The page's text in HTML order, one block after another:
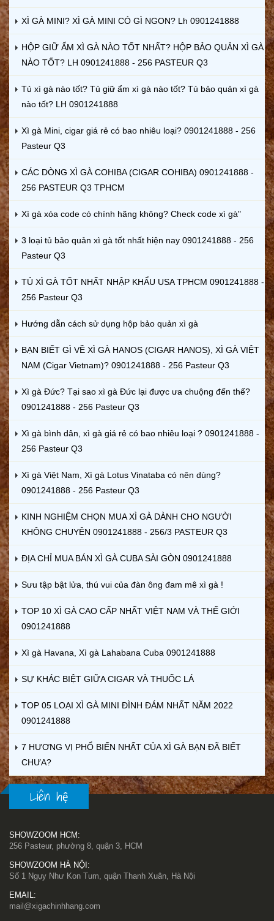
XÌ GÀ MINI? XÌ GÀ MINI CÓ GÌ NGON? Lh 0901241888
HỘP GIỮ ẨM XÌ GÀ NÀO TỐT NHẤT? HỘP BẢO QUẢN XÌ GÀ
NÀO TỐT? LH 0901241888 - 256 PASTEUR Q3
Tủ xì gà nào tốt? Tủ giữ ẩm xì gà nào tốt? Tủ bảo quản xì gà
nào tốt? LH 0901241888
Xì gà Mini, cigar giá rẻ có bao nhiêu loại? 0901241888 - 256
Pasteur Q3
CÁC DÒNG XÌ GÀ COHIBA (CIGAR COHIBA) 0901241888 -
256 PASTEUR Q3 TPHCM
Xì gà xóa code có chính hãng không? Check code xì gà"
3 loại tủ bảo quản xì gà tốt nhất hiện nay 0901241888 - 256
Pasteur Q3
TỦ XÌ GÀ TỐT NHẤT NHẬP KHẨU USA TPHCM 0901241888 -
256 Pasteur Q3
Hướng dẫn cách sử dụng hộp bảo quản xì gà
BẠN BIẾT GÌ VỀ XÌ GÀ HANOS (CIGAR HANOS), XÌ GÀ VIỆT
NAM (Cigar Vietnam)? 0901241888 - 256 Pasteur Q3
Xì gà Đức? Tại sao xì gà Đức lại được ưa chuộng đến thế?
0901241888 - 256 Pasteur Q3
Xì gà bình dân, xì gà giá rẻ có bao nhiêu loại ? 0901241888 -
256 Pasteur Q3
Xì gà Việt Nam, Xì gà Lotus Vinataba có nên dùng?
0901241888 - 256 Pasteur Q3
KINH NGHIỆM CHỌN MUA XÌ GÀ DÀNH CHO NGƯỜI
KHÔNG CHUYÊN 0901241888 - 256/3 PASTEUR Q3
ĐỊA CHỈ MUA BÁN XÌ GÀ CUBA SÀI GÒN 0901241888
Sưu tập bật lửa, thú vui của đàn ông đam mê xì gà !
TOP 10 XÌ GÀ CAO CẤP NHẤT VIỆT NAM VÀ THẾ GIỚI
0901241888
Xì gà Havana, Xì gà Lahabana Cuba 0901241888
SỰ KHÁC BIỆT GIỮA CIGAR VÀ THUỐC LÁ
TOP 05 LOẠI XÌ GÀ MINI ĐÌNH ĐÁM NHẤT NĂM 2022
0901241888
7 HƯƠNG VỊ PHỔ BIẾN NHẤT CỦA XÌ GÀ BẠN ĐÃ BIẾT
CHƯA?
Liên hệ
SHOWZOOM HCM:
256 Pasteur, phường 8, quận 3, HCM
SHOWZOOM HÀ NỘI:
Số 1 Ngụy Như Kon Tum, quận Thanh Xuân, Hà Nội
EMAIL:
mail@xigachinhhang.com